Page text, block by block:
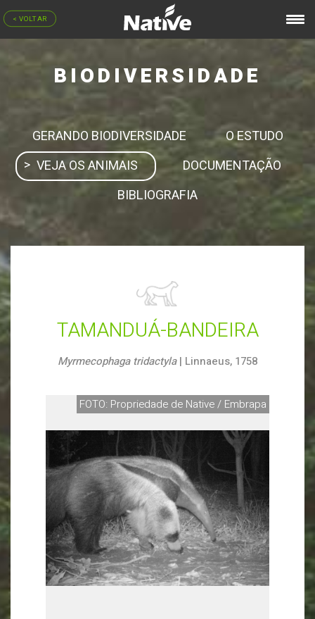
BIODIVERSIDADE
GERANDO BIODIVERSIDADE
O ESTUDO
VEJA OS ANIMAIS
DOCUMENTAÇÃO
BIBLIOGRAFIA
< VOLTAR
TAMANDUÁ-BANDEIRA
Myrmecophaga tridactyla| Linnaeus, 1758
FOTO: Propriedade de Native / Embrapa